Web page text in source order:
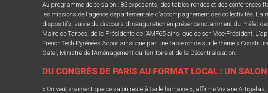
Au programme de ce salon : 85 exposants, des tables rondes et des conférences
les missions de l’agence départementale d’accompagnement des collectivités.
dispositifs, suivie du discours d’inauguration en présence notamment du Préfet
Maire de Tarbes, de la Présidente de l’AMF65 ainsi que de son Vice-Président.
French Tech Pyrénées Adour ainsi que par une table ronde sur le thème «
Gatel, Ministre de l’Aménagement du Territoire et de la Décentralisation.
DU CONGRÈS DE PARIS AU FORMAT LOCAL : UN
« On veut vraiment que ce salon reste à taille humaine », affirme Viviane